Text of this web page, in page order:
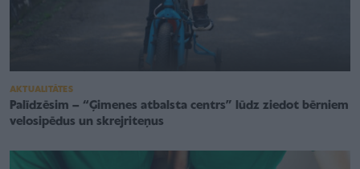
AKTUALITĀTES
Palīdzēsim – “Ģimenes atbalsta centrs” lūdz ziedot bērniem
velosipēdus un skrejriteņus